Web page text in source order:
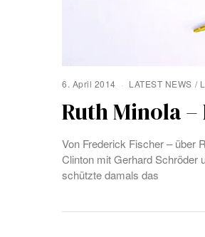
6. April 2014 LATEST NEWS /
Ruth Minola
Von Frederick Fischer – über
Clinton mit Gerhard Schröder
schützte damals das